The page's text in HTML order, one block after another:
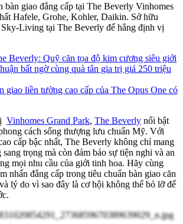
bàn giao đẳng cấp tại The Beverly Vinhomes
Hafele, Grohe, Kohler, Daikin. Sở hữu
Living tại The Beverly để hẳng định vị
Beverly: Quỹ căn tọa độ kim cương siêu giới
bất ngờ cùng quà tân gia trị giá 250 triệu
giao liền tường cao cấp của The Opus One có
Vinhomes Grand Park, The Beverly nổi bật
cách sống thượng lưu chuẩn Mỹ. Với
cấp bậc nhất, The Beverly không chỉ mang
trọng mà còn đảm bảo sự tiện nghi và an
mọi nhu cầu của giới tinh hoa. Hãy cùng
nhấn đẳng cấp trong tiêu chuẩn bàn giao căn
lý do vì sao đây là cơ hội không thể bỏ lỡ để